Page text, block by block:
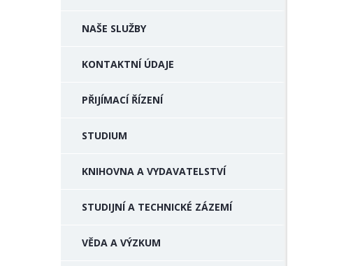
NAŠE SLUŽBY
KONTAKTNÍ ÚDAJE
PŘIJÍMACÍ ŘÍZENÍ
STUDIUM
KNIHOVNA A VYDAVATELSTVÍ
STUDIJNÍ A TECHNICKÉ ZÁZEMÍ
VĚDA A VÝZKUM